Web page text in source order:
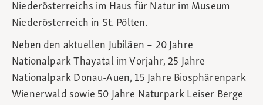
Niederösterreichs im Haus für Natur im Museum
Niederösterreich in St. Pölten.
Neben den aktuellen Jubiläen – 20 Jahre
Nationalpark Thayatal im Vorjahr, 25 Jahre
Nationalpark Donau-Auen, 15 Jahre Biosphärenpark
Wienerwald sowie 50 Jahre Naturpark Leiser Berge